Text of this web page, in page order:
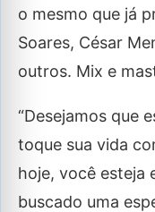
o mesmo que já
Soares, César
outros. Mix e
“Desejamos que
toque sua vida
hoje, você esteja
buscado uma